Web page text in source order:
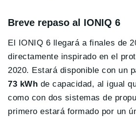
Breve repaso al IONIQ 6
El IONIQ 6 llegará a finales de
directamente inspirado en el
2020. Estará disponible con un
73 kWh de capacidad, al igual
como con dos sistemas de
primero estará formado por un